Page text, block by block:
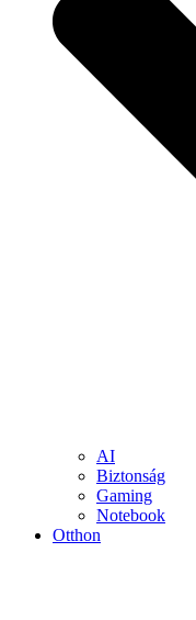
AI
Biztonság
Gaming
Notebook
Otthon